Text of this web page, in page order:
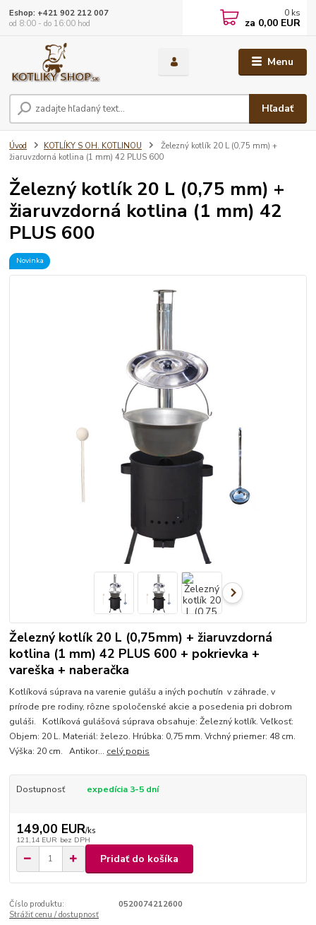
Menu
Hľadať
Eshop: +421 902 212 007
od 8:00 - do 16:00 hod
0 ks
za 0,00 EUR
Úvod KOTLÍKY S OH. KOTLINOU
Železný kotlík 20 L (0,75 mm) +
žiaruvzdorná kotlina (1 mm) 42 PLUS 600
Železný kotlík 20 L (0,75 mm) +
žiaruvzdorná kotlina (1 mm) 42
PLUS 600
Novinka
Železný kotlík 20 L (0,75mm) + žiaruvzdorná
kotlina (1 mm) 42 PLUS 600 + pokrievka +
vareška + naberačka
Kotlíková súprava na varenie gulášu a iných pochutín v záhrade, v
prírode pre rodiny, rôzne spoločenské akcie a posedenia pri dobrom
guláši. Kotlíková gulášová súprava obsahuje: Železný kotlík. Veľkosť:
Objem: 20 L. Materiál: železo. Hrúbka: 0,75 mm. Vrchný priemer: 48 cm.
Výška: 20 cm. Antikor... celý popis
Dostupnosť expedícia 3-5 dní
149,00 EUR/ks
121,14 EUR bez DPH
Pridať do košíka
Číslo produktu:
0520074212600
Strážiť cenu / dostupnosť